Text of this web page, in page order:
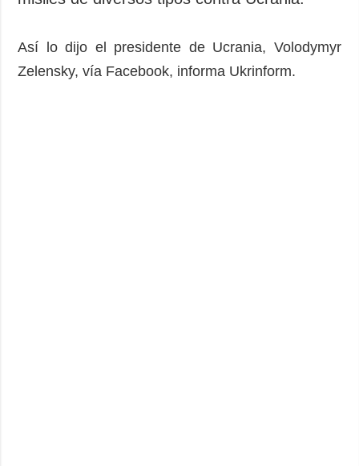
Así lo dijo el presidente de Ucrania, Volodymyr
Zelensky, vía Facebook, informa Ukrinform.